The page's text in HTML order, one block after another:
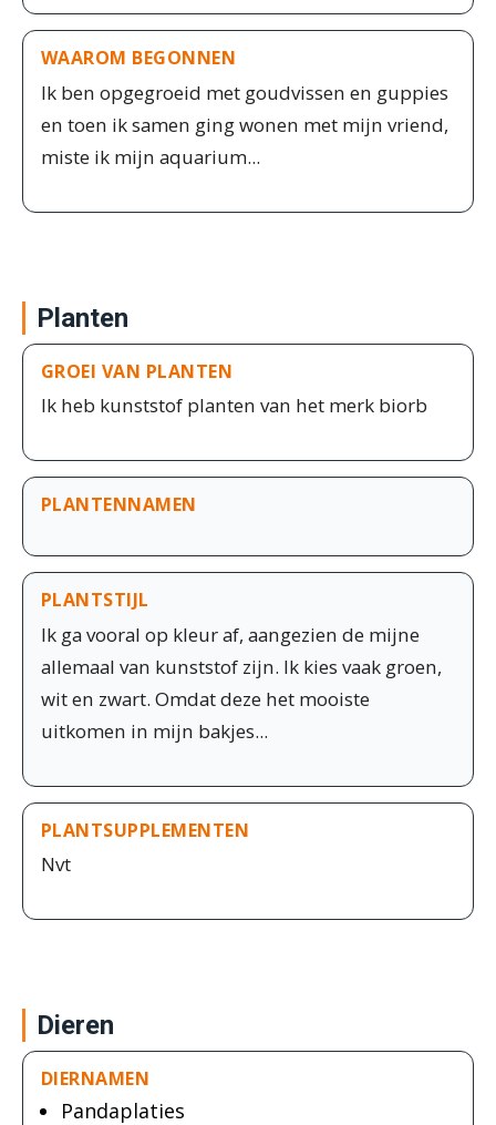
WAAROM BEGONNEN
Ik ben opgegroeid met goudvissen en guppies
en toen ik samen ging wonen met mijn vriend,
miste ik mijn aquarium...
Planten
GROEI VAN PLANTEN
Ik heb kunststof planten van het merk biorb
PLANTENNAMEN
PLANTSTIJL
Ik ga vooral op kleur af, aangezien de mijne
allemaal van kunststof zijn. Ik kies vaak groen,
wit en zwart. Omdat deze het mooiste
uitkomen in mijn bakjes...
PLANTSUPPLEMENTEN
Nvt
Dieren
DIERNAMEN
Pandaplaties